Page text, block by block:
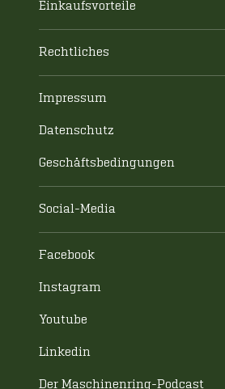
Einkaufsvorteile
Rechtliches
Impressum
Datenschutz
Geschäftsbedingungen
Social-Media
Facebook
Instagram
Youtube
Linkedin
Der Maschinenring-Podcast